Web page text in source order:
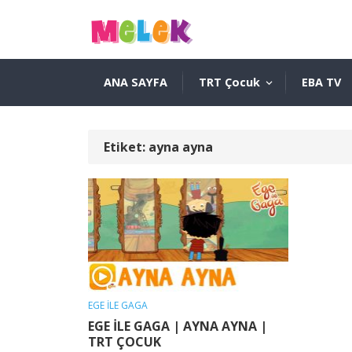
ANA SAYFA TRT Çocuk EBA TV
Etiket: ayna ayna
EGE İLE GAGA
EGE İLE GAGA | AYNA AYNA |
TRT ÇOCUK